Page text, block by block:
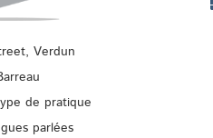
Verdun
de pratique
parlées